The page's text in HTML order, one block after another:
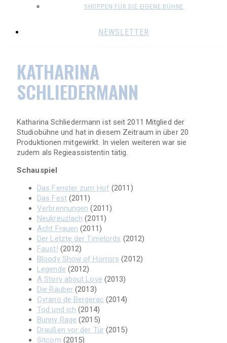
SHOPPEN FÜR DIE EIGENE BÜHNE
NEWSLETTER
KATHARINA
SCHLIEDERMANN
Katharina Schliedermann ist seit 2011 Mitglied der
Studiobühne und hat in diesem Zeitraum in über 20
Produktionen mitgewirkt. In vielen weiteren war sie
zudem als Regieassistentin tätig.
Schauspiel
Das Fenster zum Hof (2011)
Das Fest(2011)
Verbrennungen (2011)
Neukreuzlach (2011)
Acht Frauen (2011)
Der Letzte der Timelords (2012)
Faust! (2012)
Bloody Show of Horrors (2012)
Legende (2012)
A Story about Love (2013)
Die Räuber (2013)
Cyrano de Bergerac (2014)
Tod und ich (2014)
Bunny Rage (2015)
Draußen vor der Tür(2015)
Sitcom (2015)